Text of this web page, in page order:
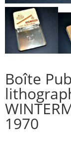
Boîte
1970